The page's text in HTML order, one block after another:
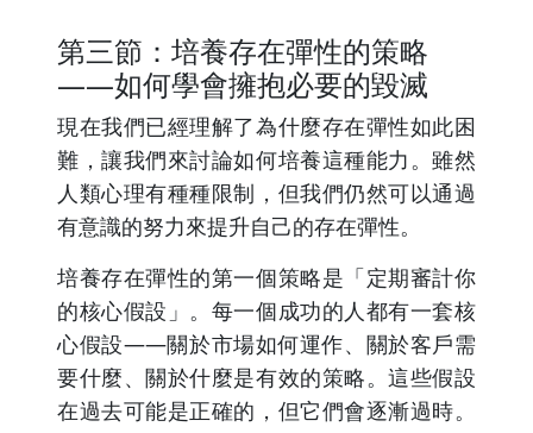
第三節：培養存在彈性的策略
——如何學會擁抱必要的毀滅
現在我們已經理解了為什麼存在彈性如此困
難，讓我們來討論如何培養這種能力。雖然
人類心理有種種限制，但我們仍然可以通過
有意識的努力來提升自己的存在彈性。
培養存在彈性的第一個策略是「定期審計你
的核心假設」。每一個成功的人都有一套核
心假設——關於市場如何運作、關於客戶需
要什麼、關於什麼是有效的策略。這些假設
在過去可能是正確的，但它們會逐漸過時。